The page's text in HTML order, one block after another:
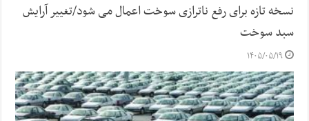
نسخه تازه برای رفع ناترازی سوخت اعمال می شود/تغییر آرایش
سبد سوخت
۱۴۰۵/۰۵/۱۹